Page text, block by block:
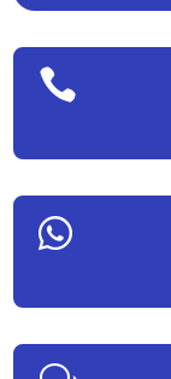

